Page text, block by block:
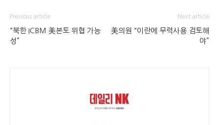
Previous article
“북한 ICBM 美본토 위협 가능
성”
Next article
美의원 “이란에 무력사용 검토해
야”